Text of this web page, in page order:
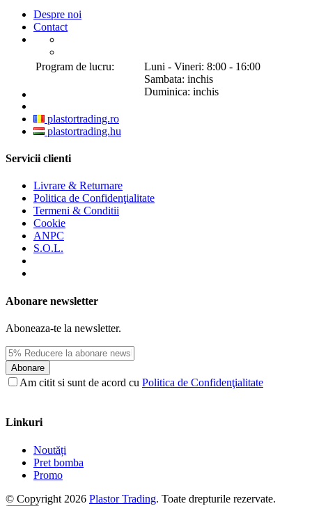
Despre noi
Contact
Program de lucru:
Luni - Vineri: 8:00 - 16:00
Sambata: inchis
Duminica: inchis
plastortrading.ro
plastortrading.hu
Servicii clienti
Livrare & Returnare
Politica de Confidenţialitate
Termeni & Conditii
Cookie
ANPC
S.O.L.
Abonare newsletter
Aboneaza-te la newsletter.
Abonare
Am citit si sunt de acord cu Politica de Confidenţialitate
Linkuri
Noutăți
Pret bomba
Promo
© Copyright 2026 Plastor Trading. Toate drepturile rezervate.